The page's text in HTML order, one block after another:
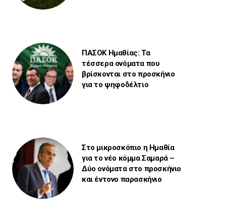
ΠΑΣΟΚ Ημαθίας: Τα
τέσσερα ονόματα που
βρίσκονται στο προσκήνιο
για το ψηφοδέλτιο
Στο μικροσκόπιο η Ημαθία
για το νέο κόμμα Σαμαρά –
Δύο ονόματα στο προσκήνιο
και έντονο παρασκήνιο